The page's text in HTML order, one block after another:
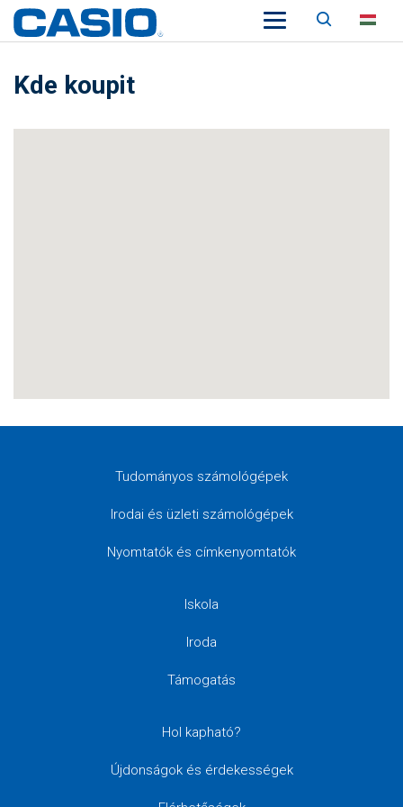
Keresés
Kde koupit
Tudományos számológépek
Irodai és üzleti számológépek
Nyomtatók és címkenyomtatók
Iskola
Iroda
Támogatás
Hol kapható?
Újdonságok és érdekességek